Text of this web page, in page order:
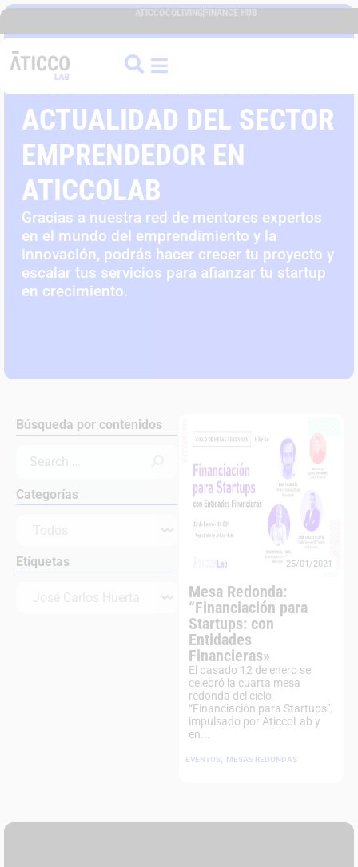
ATICCO COLIVING FINANCE HUB
EVENTOS Y NOTICIAS DE
ACTUALIDAD DEL SECTOR
EMPRENDEDOR EN
ATICCOLAB
Gracias a nuestra red de mentores expertos
en el mundo del emprendimiento y la
innovación, podrás hacer crecer tu proyecto y
escalar tus servicios para afianzar tu startup
en crecimiento.
Búsqueda por contenidos
Categorías
Etíquetas 25/01/2021
Mesa Redonda:
“Financiación para
Startups: con
Entidades
Financieras»
El pasado 12 de enero se
celebró la cuarta mesa
redonda del ciclo
“Financiación para Startups”,
impulsado por ĀticcoLab y
en...
EVENTOS, MESAS REDONDAS